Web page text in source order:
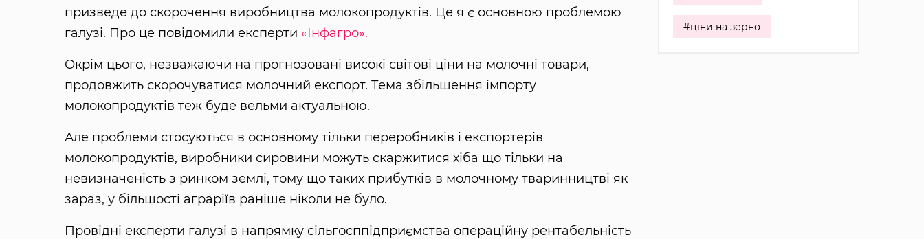
призведе до скорочення виробництва молокопродуктів. Це я є основною проблемою
галузі. Про це повідомили експерти «Інфагро».
Окрім цього, незважаючи на прогнозовані високі світові ціни на молочні товари,
продовжить скорочуватися молочний експорт. Тема збільшення імпорту
молокопродуктів теж буде вельми актуальною.
Але проблеми стосуються в основному тільки переробників і експортерів
молокопродуктів, виробники сировини можуть скаржитися хіба що тільки на
невизначеність з ринком землі, тому що таких прибутків в молочному тваринництві як
зараз, у більшості аграріїв раніше ніколи не було.
Провідні експерти галузі в напрямку сільгосппідприємства операційну рентабельність
#ціни на зерно